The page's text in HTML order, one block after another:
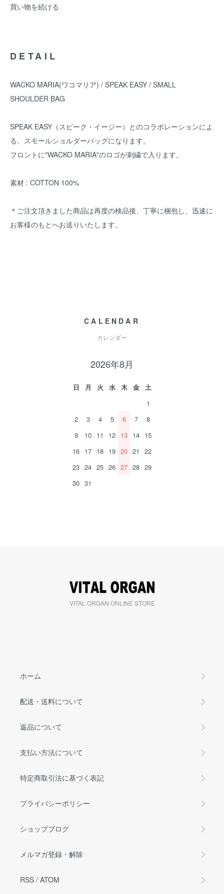
買い物を続ける
DETAIL
WACKO MARIA(ワコマリア) / SPEAK EASY / SMALL
SHOULDER BAG
SPEAK EASY（スピーク・イージー）とのコラボレーションによ
る、スモールショルダーバッグになります。
フロントに"WACKO MARIA"のロゴが刺繍で入ります。
素材 : COTTON 100%
＊ご注文頂きました商品は再度の検品後、丁寧に梱包し、迅速に
お客様のもとへお送りいたします。
CALENDAR
カレンダー
2026年8月
日 月 火 水 木 金
土
1
2
3 4 5 6 7
8
9
10 11 12 13 14 15
16 17 18 19 20 21
22
23 24 25 26 27 28 29
30 31
VITAL ORGAN ONLINE STORE
ホーム
配送・送料について
返品について
支払い方法について
特定商取引法に基づく表記
プライバシーポリシー
ショップブログ
メルマガ登録・解除
RSS / ATOM